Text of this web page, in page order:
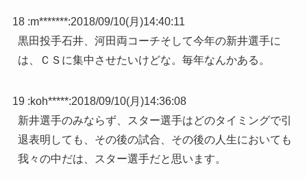
18 :m*******:2018/09/10(月)14:40:11
黒田投手石井、河田両コーチそして今年の新井選手に
は、ＣＳに集中させたいけどな。毎年なんかある。
19 :koh*****:2018/09/10(月)14:36:08
新井選手のみならず、スター選手はどのタイミングで引
退表明しても、その後の試合、その後の人生においても
我々の中だは、スター選手だと思います。